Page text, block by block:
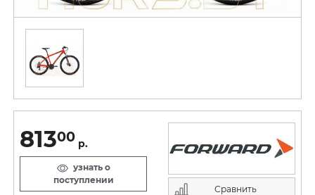
81300 р.
узнать о
поступлении
Сравнить